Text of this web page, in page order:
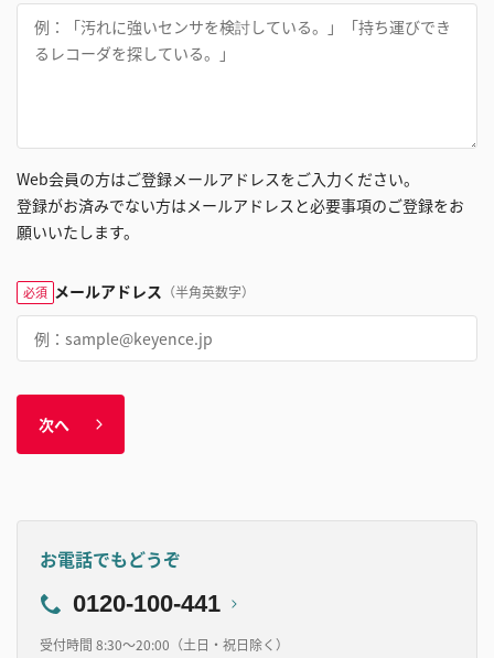
Web会員の方はご登録メールアドレスをご入力ください。
登録がお済みでない方はメールアドレスと必要事項のご登録をお
願いいたします。
必須 メールアドレス （半角英数字）
次へ
お電話でもどうぞ
0120-100-441
受付時間 8:30～20:00（土日・祝日除く）